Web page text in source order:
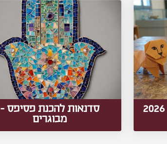
סדנאות להכנת פסיפס -
מבוגרים